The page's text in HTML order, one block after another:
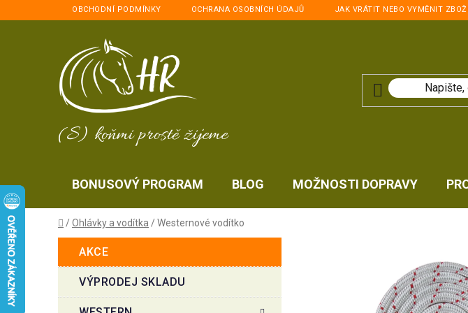
na
OBCHODNÍ PODMÍNKY OCHRANA OSOBNÍCH ÚDAJŮ JAK VRÁTIT NEBO VYMĚNIT ZBOŽÍ
(S) koňmi prostě žijeme
BONUSOVÝ PROGRAM BLOG MOŽNOSTI DOPRAVY
Domů
/Ohlávky a vodítka /Westernové vodítko
o
t
kategorie
AKCE
VÝPRODEJ SKLADU